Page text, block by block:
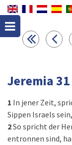
Jeremia 31
1 In jener Zeit,
Sippen Israels
2So spricht der
entronnen sind,